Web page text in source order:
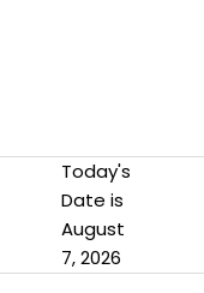
Today's
Date is
August
7, 2026